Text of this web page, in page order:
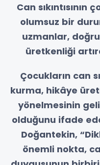
Can
olumsuz bir
uzmanlar,
üretkenliği
Çocukların can
kurma, hikâye
yönelmesinin
olduğunu ifade
Doğantekin,
önemli nokta,